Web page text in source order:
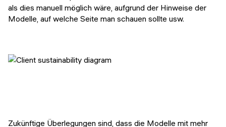
als dies manuell möglich wäre, aufgrund der Hinweise der
Modelle, auf welche Seite man schauen sollte usw.
Zukünftige Überlegungen sind, dass die Modelle mit mehr